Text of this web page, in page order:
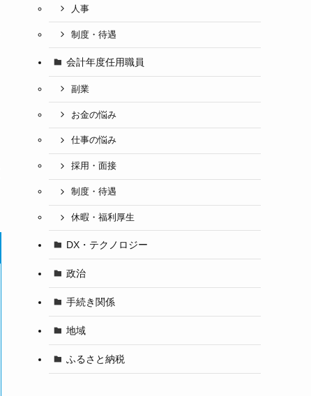
人事
制度・待遇
会計年度任用職員
副業
お金の悩み
仕事の悩み
採用・面接
制度・待遇
休暇・福利厚生
DX・テクノロジー
政治
手続き関係
地域
ふるさと納税